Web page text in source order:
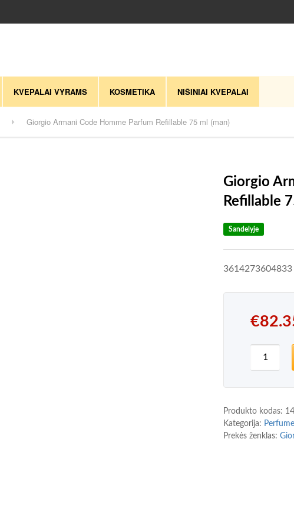
KVEPALAI VYRAMS KOSMETIKA NIŠINIAI KVEPALAI
Giorgio Armani Code Homme Parfum Refillable 75 ml (man)
Giorgio
Refillable
Sandelyje
3614273604833
€
Produkto kodas:
Kategorija:
Prekės ženklas: